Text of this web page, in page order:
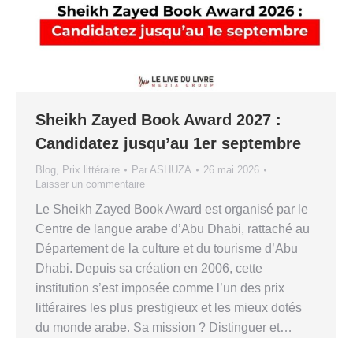
Sheikh Zayed Book Award 2027 :
Candidatez jusqu’au 1er septembre
Blog Prix littéraire Par ASHUZA
26 mai 2026
Laisser un commentaire
Le Sheikh Zayed Book Award est organisé par le
Centre de langue arabe d’Abu Dhabi, rattaché au
Département de la culture et du tourisme d’Abu
Dhabi. Depuis sa création en 2006, cette
institution s’est imposée comme l’un des prix
littéraires les plus prestigieux et les mieux dotés
du monde arabe. Sa mission ? Distinguer et…